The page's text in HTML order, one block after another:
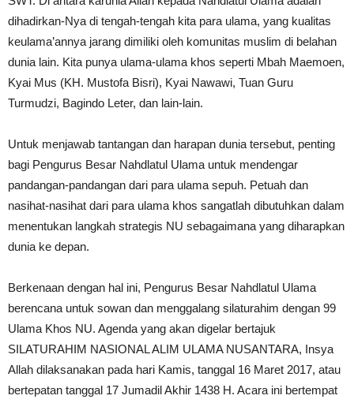
dihadirkan-Nya di tengah-tengah kita para ulama, yang kualitas
keulama’annya jarang dimiliki oleh komunitas muslim di belahan
dunia lain. Kita punya ulama-ulama khos seperti Mbah Maemoen,
Kyai Mus (KH. Mustofa Bisri), Kyai Nawawi, Tuan Guru
Turmudzi, Bagindo Leter, dan lain-lain.
Untuk menjawab tantangan dan harapan dunia tersebut, penting
bagi Pengurus Besar Nahdlatul Ulama untuk mendengar
pandangan-pandangan dari para ulama sepuh. Petuah dan
nasihat-nasihat dari para ulama khos sangatlah dibutuhkan dalam
menentukan langkah strategis NU sebagaimana yang diharapkan
dunia ke depan.
Berkenaan dengan hal ini, Pengurus Besar Nahdlatul Ulama
berencana untuk sowan dan menggalang silaturahim dengan 99
Ulama Khos NU. Agenda yang akan digelar bertajuk
SILATURAHIM NASIONAL ALIM ULAMA NUSANTARA, Insya
Allah dilaksanakan pada hari Kamis, tanggal 16 Maret 2017, atau
bertepatan tanggal 17 Jumadil Akhir 1438 H. Acara ini bertempat